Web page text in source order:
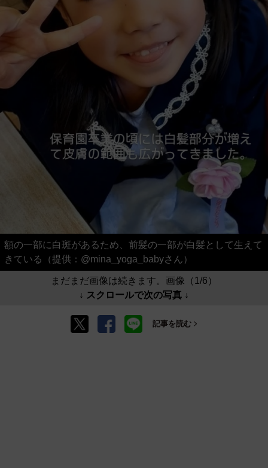
額の一部に白斑があるため、前髪の一部が白髪として生えて
きている（提供：@mina_yoga_babyさん）
まだまだ画像は続きます。画像（1/6）
↓ スクロールで次の写真 ↓
記事を読む